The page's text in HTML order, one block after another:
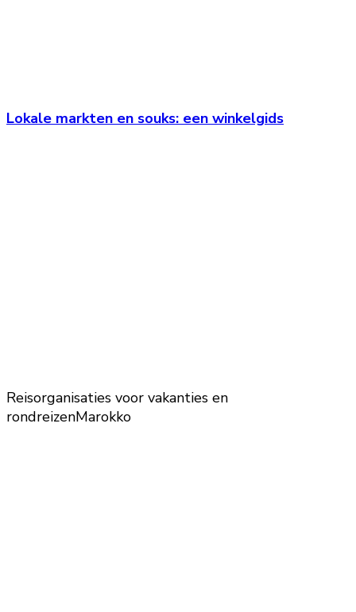
Lokale markten en souks: een winkelgids
Reisorganisaties voor vakanties en
rondreizenMarokko